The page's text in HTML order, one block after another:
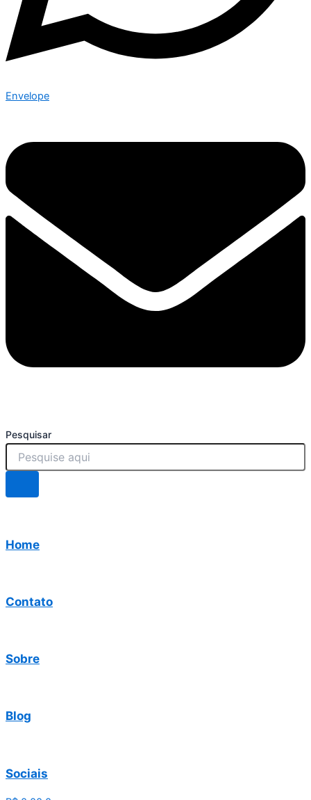
Envelope
Pesquisar
Home
Contato
Sobre
Blog
Sociais